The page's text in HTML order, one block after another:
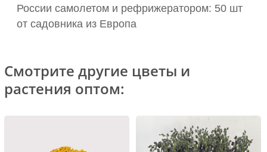
России самолетом и рефрижератором: 50 шт
от садовника из Европа
Смотрите другие цветы и
растения оптом: